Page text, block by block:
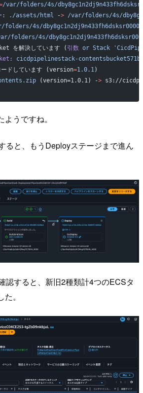
/var/folders/4s/
: ./assets/html -> /var/folders/4s/
folders/4s/
folders/4s/
を解決しています ( 引数 or Stack
cicdpipelinestack-
ドしています (version=1.0.1 )
(version=1.0.1) -> s3://
うですね。
ると、もうDeployステージまで進ん
認すると、新旧2種類計4つのECSタ
。